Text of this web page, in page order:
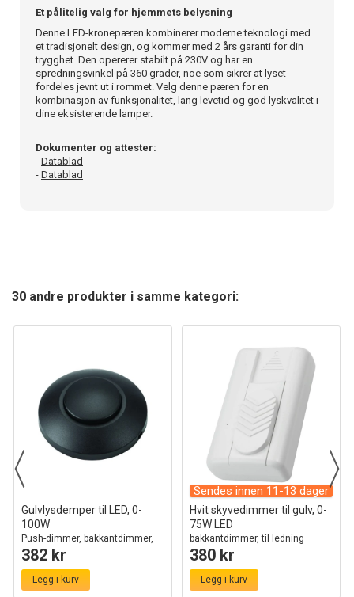
Et pålitelig valg for hjemmets belysning
Denne LED-kronepæren kombinerer moderne teknologi med
et tradisjonelt design, og kommer med 2 års garanti for din
trygghet. Den opererer stabilt på 230V og har en
spredningsvinkel på 360 grader, noe som sikrer at lyset
fordeles jevnt ut i rommet. Velg denne pæren for en
kombinasjon av funksjonalitet, lang levetid og god lyskvalitet i
dine eksisterende lamper.
Dokumenter og attester:
- Datablad
- Datablad
30 andre produkter i samme kategori:
Gulvlysdemper til LED, 0-
100W
Push-dimmer, bakkantdimmer,
sort
382 kr
Legg i kurv
Sendes innen 11-13 dager
Hvit skyvedimmer til gulv, 0-
75W LED
bakkantdimmer, til ledning
380 kr
Legg i kurv